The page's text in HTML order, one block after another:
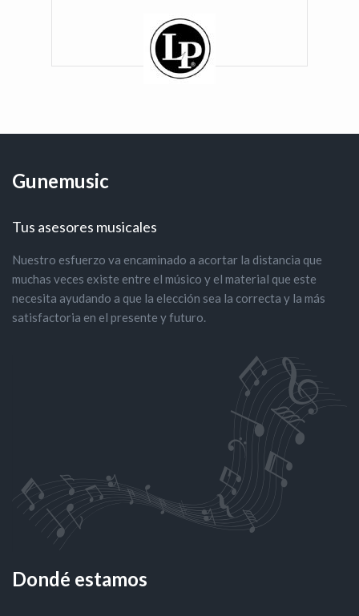
Gunemusic
Tus asesores musicales
Nuestro esfuerzo va encaminado a acortar la distancia que
muchas veces existe entre el músico y el material que este
necesita ayudando a que la elección sea la correcta y la más
satisfactoria en el presente y futuro.
Dondé estamos